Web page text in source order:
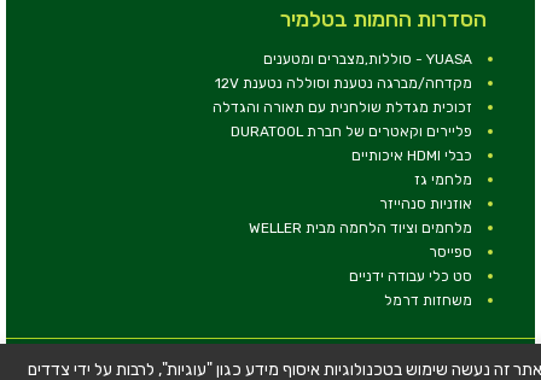
הסדרות החמות בטלמיר
YUASA - סוללות,מצברים ומטענים
מקדחה/מברגה נטענת וסוללה נטענת 12V
זכוכית מגדלת שולחנית עם תאורה והגדלה
פליירים וקאטרים של חברת DURATOOL
כבלי HDMI איכותיים
מלחמי גז
אוזניות סנהייזר
מלחמים וציוד הלחמה מבית WELLER
ספייסר
סט כלי עבודה ידניים
משחזות דרמל
© כל הזכויות שמורות - טלמיר אלקטרוניקה בע''מ
זה נעשה שימוש בטכנולוגיות איסוף מידע כגון "עוגיות", לרבות על ידי צדדים